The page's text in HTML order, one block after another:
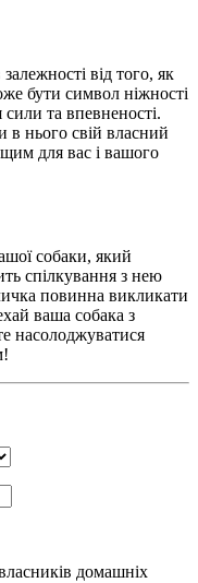
від того, як
бути символ ніжності
та впевненості.
нього свій власний
для вас і вашого
собаки, який
спілкування з нею
повинна викликати
ваша собака з
насолоджуватися
домашніх